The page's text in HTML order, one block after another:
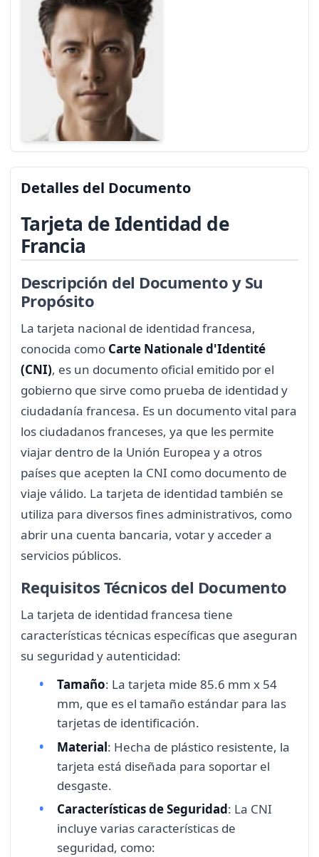
Detalles del Documento
Tarjeta de Identidad de
Francia
Descripción del Documento y Su
Propósito
La tarjeta nacional de identidad francesa,
conocida como Carte Nationale d'Identité
(CNI), es un documento oficial emitido por el
gobierno que sirve como prueba de identidad y
ciudadanía francesa. Es un documento vital para
los ciudadanos franceses, ya que les permite
viajar dentro de la Unión Europea y a otros
países que acepten la CNI como documento de
viaje válido. La tarjeta de identidad también se
utiliza para diversos fines administrativos, como
abrir una cuenta bancaria, votar y acceder a
servicios públicos.
Requisitos Técnicos del Documento
La tarjeta de identidad francesa tiene
características técnicas específicas que aseguran
su seguridad y autenticidad:
Tamaño: La tarjeta mide 85.6 mm x 54
mm, que es el tamaño estándar para las
tarjetas de identificación.
Material: Hecha de plástico resistente, la
tarjeta está diseñada para soportar el
desgaste.
Características de Seguridad: La CNI
incluye varias características de
seguridad, como: